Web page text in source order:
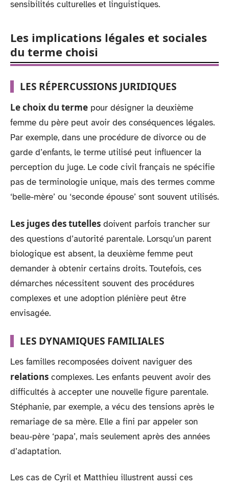
sensibilités culturelles et linguistiques.
Les implications légales et sociales
du terme choisi
LES RÉPERCUSSIONS JURIDIQUES
Le choix du terme pour désigner la deuxième
femme du père peut avoir des conséquences légales.
Par exemple, dans une procédure de divorce ou de
garde d’enfants, le terme utilisé peut influencer la
perception du juge. Le code civil français ne spécifie
pas de terminologie unique, mais des termes comme
‘belle-mère’ ou ‘seconde épouse’ sont souvent utilisés.
Les juges des tutelles doivent parfois trancher sur
des questions d’autorité parentale. Lorsqu’un parent
biologique est absent, la deuxième femme peut
demander à obtenir certains droits. Toutefois, ces
démarches nécessitent souvent des procédures
complexes et une adoption plénière peut être
envisagée.
LES DYNAMIQUES FAMILIALES
Les familles recomposées doivent naviguer des
relations complexes. Les enfants peuvent avoir des
difficultés à accepter une nouvelle figure parentale.
Stéphanie, par exemple, a vécu des tensions après le
remariage de sa mère. Elle a fini par appeler son
beau-père ‘papa’, mais seulement après des années
d’adaptation.
Les cas de Cyril et Matthieu illustrent aussi ces